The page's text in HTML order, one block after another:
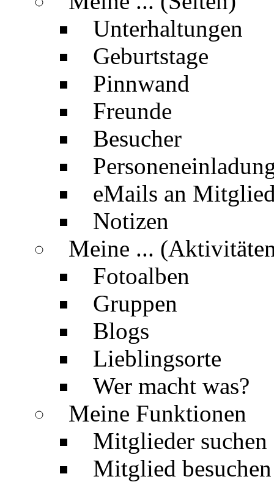
Unterhaltungen
Geburtstage
Pinnwand
Freunde
Besucher
eMails an
Notizen
Meine ...
Fotoalben
Gruppen
Blogs
Lieblingsorte
Wer macht was?
Meine Funktionen
Mitglieder suchen
Mitglied besuchen